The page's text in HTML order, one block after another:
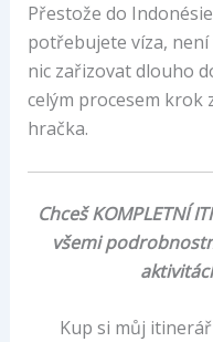
Přestože do
potřebujete víza,
nic zařizovat dlouho
celým procesem krok
hračka.
Chceš KOMPLETNÍ
všemi
Kup si můj